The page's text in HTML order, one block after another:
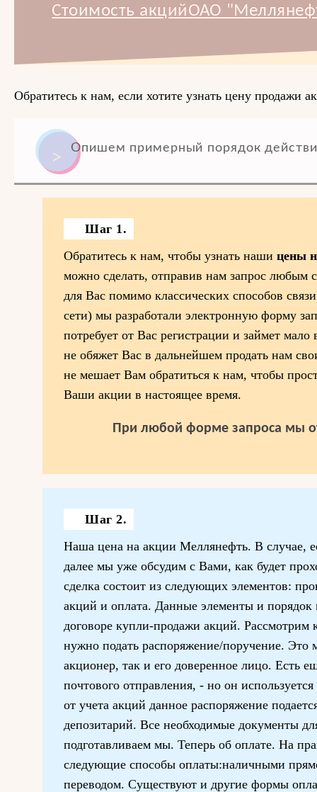
Стоимость акцийОАО
Обратитесь к нам, если хотите узнать цену
Опишем примерный порядок
Шаг 1.
Обратитесь к нам, чтобы узнать наши цены
можно сделать, отправив нам запрос любым
для Вас помимо классических способов
сети) мы разработали электронную форму
потребует от Вас регистрации и займет
не обяжет Вас в дальнейшем продать нам
не мешает Вам обратиться к нам, чтобы
Ваши акции в настоящее время.
При любой форме запроса мы
Шаг 2.
Наша цена на акции Меллянефть. В случае,
далее мы уже обсудим с Вами, как будет
сделка состоит из следующих элементов:
акций и оплата. Данные элементы и
договоре купли-продажи акций. Рассмотрим
нужно подать распоряжение/поручение. Это
акционер, так и его доверенное лицо. Есть
почтового отправления, - но он
от учета акций данное распоряжение
депозитарий. Все необходимые документы
подготавливаем мы. Теперь об оплате. На
следующие способы оплаты:наличными
переводом. Существуют и другие формы